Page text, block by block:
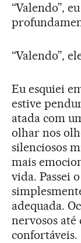
“Valendo”,
“Valendo”,
Eu esquiei
estive
atada com
olhar nos
silenciosos
mais
vida. Passei
adequada.
nervosos
confortáveis.